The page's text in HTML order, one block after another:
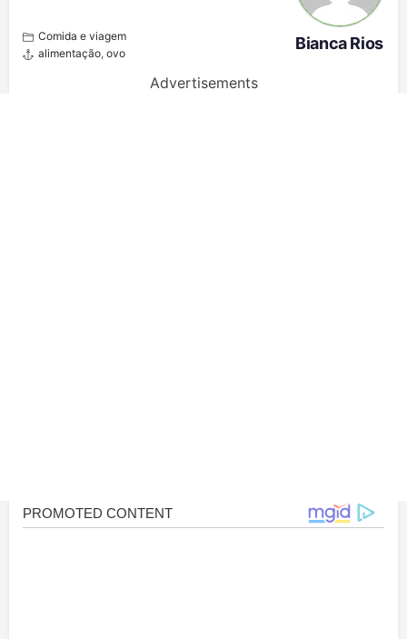
Сomida e viagem
alimentação, ovo
Bianca Rios
Advertisements